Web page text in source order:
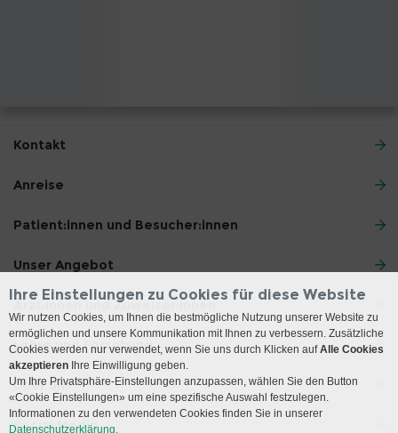
Kontakt
Anreise
Patient:innen und Besucher:innen
Unser Angebot
Ärzt:innen und Zuweiser:innen
Lehre und Forschung
Über uns
Social Media
Ihre Einstellungen zu Cookies für diese Website
Wir nutzen Cookies, um Ihnen die bestmögliche Nutzung unserer Website zu
ermöglichen und unsere Kommunikation mit Ihnen zu verbessern. Zusätzliche
Cookies werden nur verwendet, wenn Sie uns durch Klicken aufAlle Cookies
akzeptieren Ihre Einwilligung geben.
Um Ihre Privatsphäre-Einstellungen anzupassen, wählen Sie den Button
«Cookie Einstellungen» um eine spezifische Auswahl festzulegen.
Informationen zu den verwendeten Cookies finden Sie in unserer
Datenschutzerklärung.